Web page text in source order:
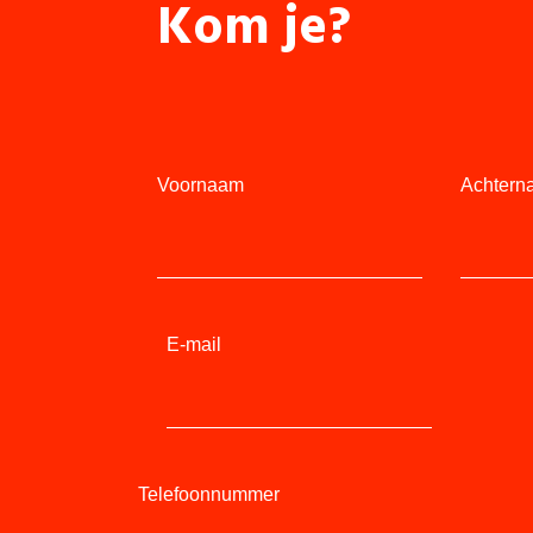
Kom je?
Voornaam
E-mail
Telefoonnummer